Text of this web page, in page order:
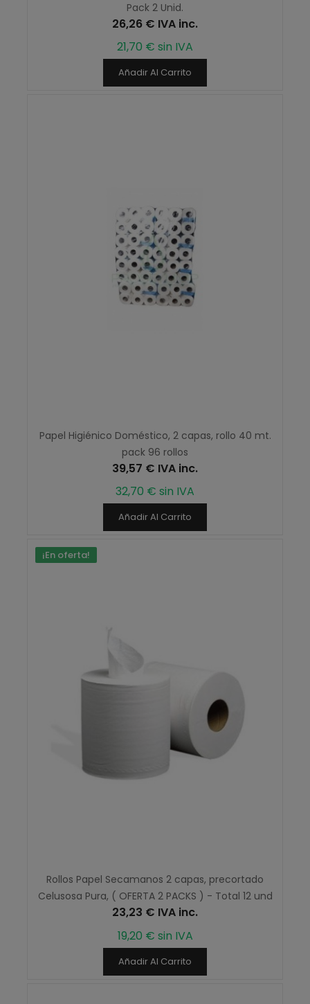
Pack 2 Unid.
26,26 € IVA inc.
21,70 € sin IVA
Añadir Al Carrito
Papel Higiénico Doméstico, 2 capas, rollo 40 mt.
pack 96 rollos
39,57 € IVA inc.
32,70 € sin IVA
Añadir Al Carrito
¡En oferta!
Rollos Papel Secamanos 2 capas, precortado
Celusosa Pura, ( OFERTA 2 PACKS ) - Total 12 und
23,23 € IVA inc.
19,20 € sin IVA
Añadir Al Carrito